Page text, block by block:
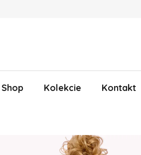
Shop Kolekcie Kontakt